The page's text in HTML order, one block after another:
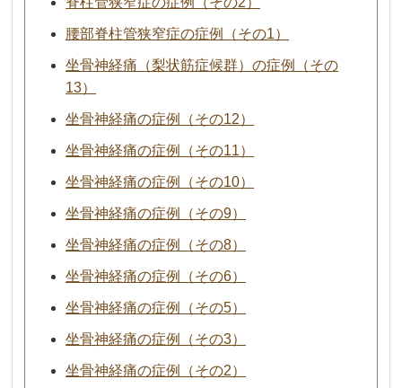
腰部脊柱管狭窄症の症例（その1）
坐骨神経痛（梨状筋症候群）の症例（その
13）
坐骨神経痛の症例（その12）
坐骨神経痛の症例（その11）
坐骨神経痛の症例（その10）
坐骨神経痛の症例（その9）
坐骨神経痛の症例（その8）
坐骨神経痛の症例（その6）
坐骨神経痛の症例（その5）
坐骨神経痛の症例（その3）
坐骨神経痛の症例（その2）